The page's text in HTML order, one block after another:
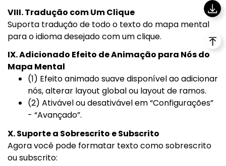
VIII. Tradução com Um Clique
Suporta tradução de todo o texto do mapa mental
para o idioma desejado com um clique.
IX. Adicionado Efeito de Animação para Nós do
Mapa Mental
(1) Efeito animado suave disponível ao adicionar
nós, alterar layout global ou layout de ramos.
(2) Ativável ou desativável em “Configurações”
- “Avançado”.
X. Suporte a Sobrescrito e Subscrito
Agora você pode formatar texto como sobrescrito
ou subscrito: